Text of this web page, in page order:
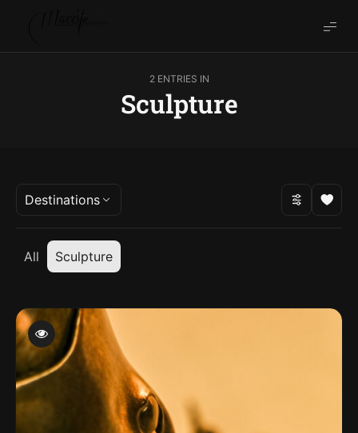
Cuisset
2 ENTRIES IN
Sculpture
Destinations
All Sculpture